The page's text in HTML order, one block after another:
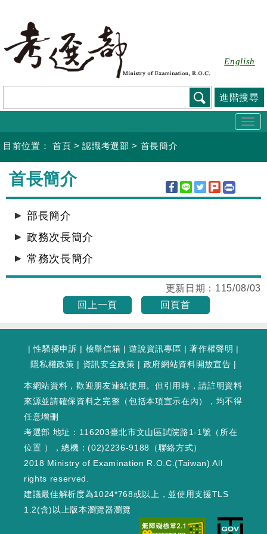
要
容
English
進階搜尋
目前位置： 首頁 >認識考選部 > 首長簡介
:::
首長簡介
部長簡介
政務次長簡介
常務次長簡介
更新日期： 115/08/03
回上一頁
回頁首
|性騷擾申訴 | 檢舉信箱 |遊說資訊專區 |著作權聲明 |
隱私權政策 | 資訊安全政策 | 政府網站資料開放宣告 |
本網站資料，歡迎朋友連結使用。但引用時，請註明資料
來源並請確保資料之完整（包括本項宣示在內），均不得
任意增刪
考選部 地址：116203臺北市文山區試院路1-1號（ 所在
位置 ），總機：(02)2236-9188（聯絡方式）
2018 Ministry of Examination R.O.C.(Taiwan) All
rights reserved.
建議最佳解析度為1024*768或以上，並使用支援TLS
1.2(含)以上版本瀏覽器瀏覽